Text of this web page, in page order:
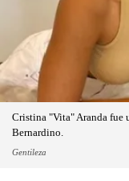
Cristina "Vita" Aranda fue
Bernardino.
Gentileza